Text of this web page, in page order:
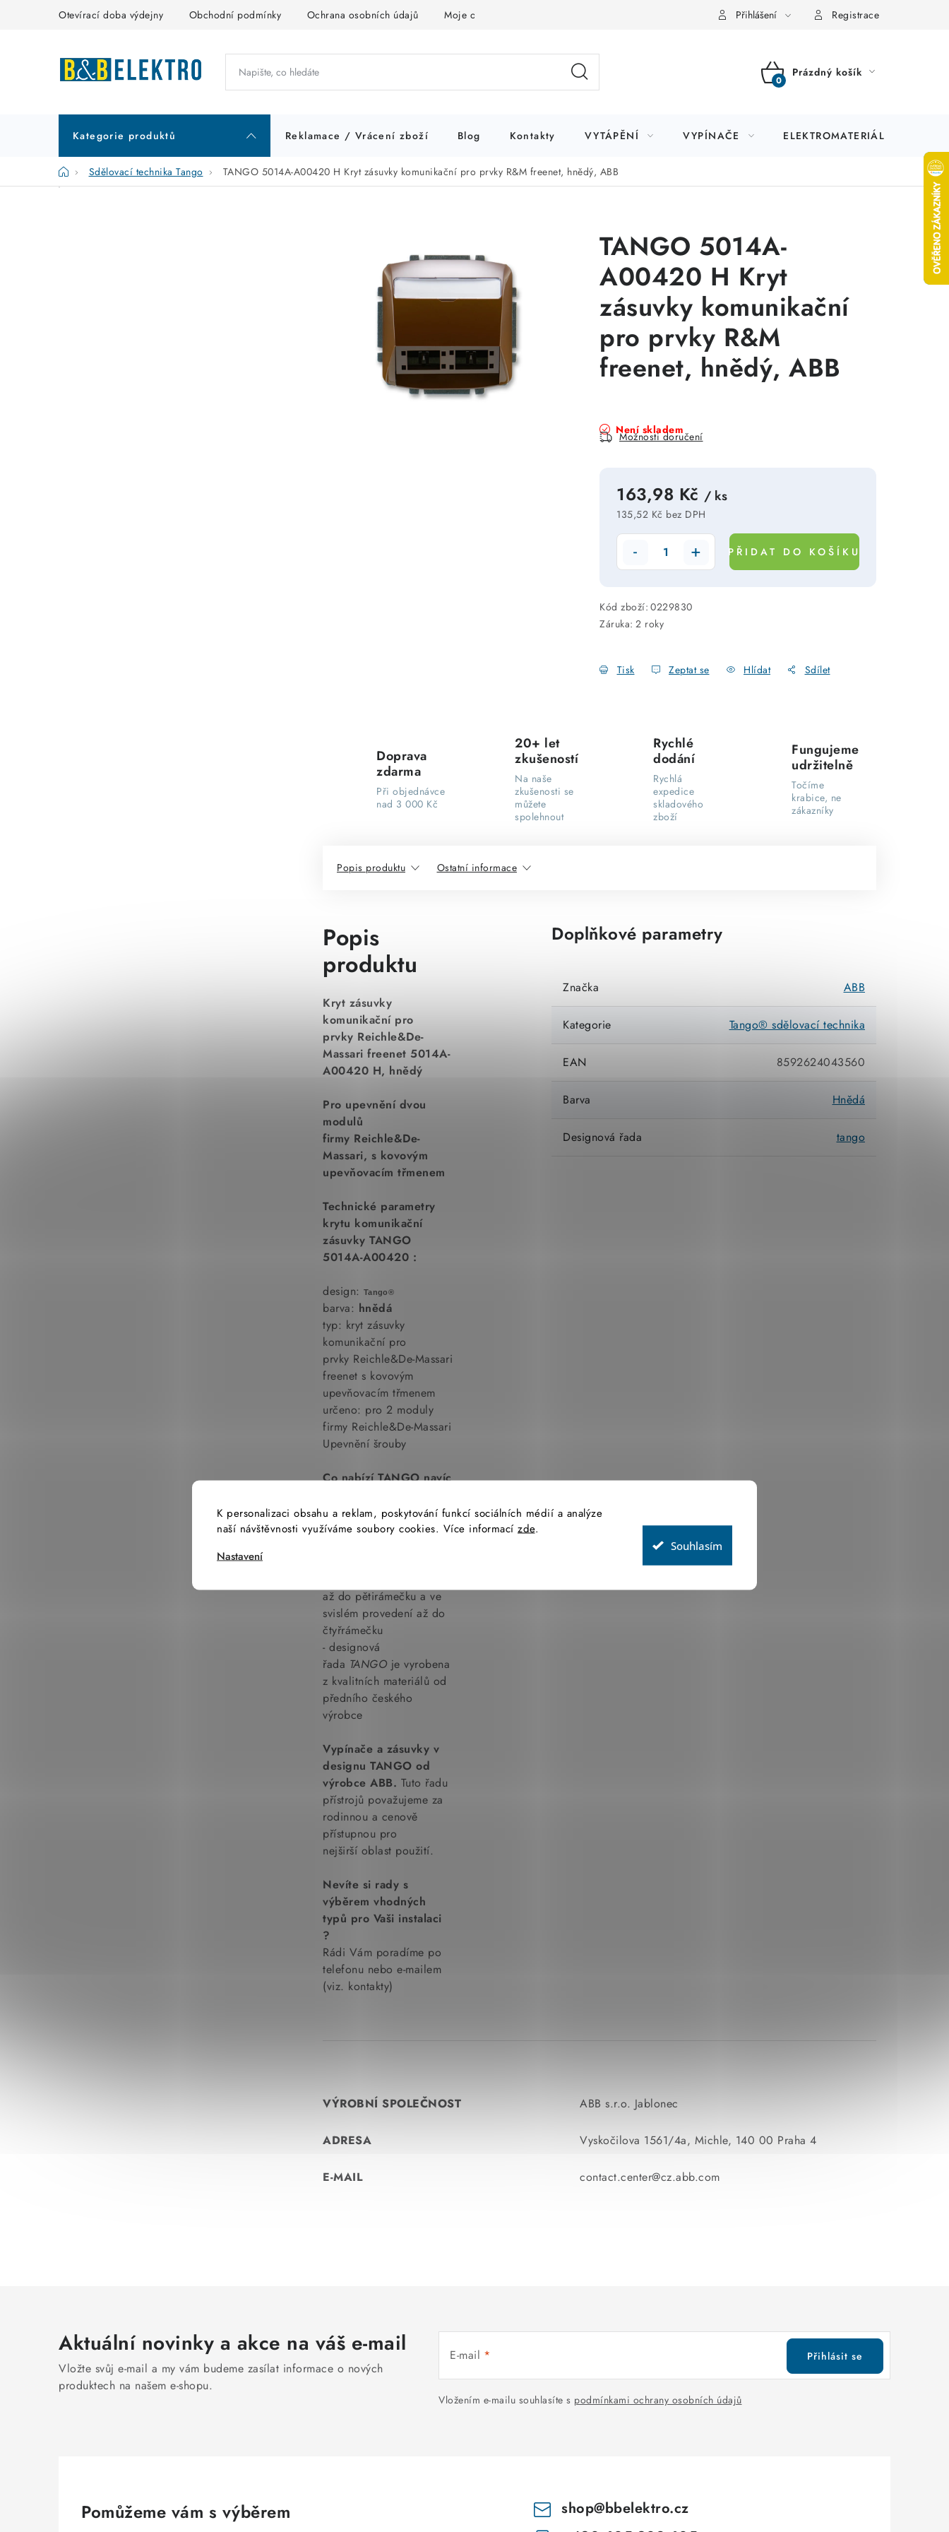
K personalizaci obsahu a reklam, poskytování funkcí sociálních médií a analýze
naší návštěvnosti využíváme soubory cookies. Více informací zde.
Nastavení
Souhlasím
Otevírací doba výdejny Obchodní podmínky Ochrana osobních údajů Moje objednávka Přihlášení Registrace
NÁKUPNÍ
Prázdný košík
Kategorie produktů Reklamace / Vrácení zboží Blog Kontakty VYTÁPĚNÍ VYPÍNAČE ELEKTROMATERIÁL
DomůSdělovací technika Tango TANGO 5014A-A00420 H Kryt zásuvky komunikační pro prvky R&M freenet, hnědý, ABB
P
TANGO 5014A-
A00420 H Kryt
zásuvky komunikační
pro prvky R&M
freenet, hnědý, ABB
Není skladem
Možnosti doručení
163,98 Kč / ks
135,52 Kč bez DPH
PŘIDAT DO KOŠÍKU
Kód zboží: 0229830
Záruka: 2 roky
Tisk Zeptat se Hlídat Sdílet
Doprava
zdarma
Při objednávce
nad 3 000 Kč
20+ let
zkušeností
Na naše
zkušenosti se
můžete
spolehnout
Rychlé
dodání
Rychlá
expedice
skladového
zboží
Fungujeme
udržitelně
Točíme
krabice, ne
zákazníky
Popis produktu Ostatní informace
Popis
produktu
Kryt zásuvky
komunikační pro
prvky Reichle&De-
Massari freenet 5014A-
A00420 H, hnědý
Pro upevnění dvou
modulů
firmy Reichle&De-
Massari, s kovovým
upevňovacím třmenem
Technické parametry
krytu komunikační
zásuvky TANGO
5014A-A00420 :
design: Tango®
barva: hnědá
typ: kryt zásuvky
komunikační pro
prvky Reichle&De-Massari
freenet s kovovým
upevňovacím třmenem
určeno: pro 2 moduly
firmy Reichle&De-Massari
Upevnění šrouby
Co nabízí TANGO navíc
- množství přístrojů nejen
až do pětirámečku a ve
svislém provedení až do
čtyřrámečku
- designová
řada TANGO je vyrobena
z kvalitních materiálů od
předního českého
výrobce
Vypínače a zásuvky v
designu TANGO od
výrobce ABB. Tuto řadu
přístrojů považujeme za
rodinnou a cenově
přístupnou pro
nejširší oblast použití.
Nevíte si rady s
výběrem vhodných
typů pro Vaši instalaci
?
Rádi Vám poradíme po
telefonu nebo e-mailem
(viz. kontakty)
Doplňkové parametry
Značka ABB
Kategorie Tango® sdělovací technika
EAN 8592624043560
Barva Hnědá
Designová řada tango
VÝROBNÍ SPOLEČNOST ABB s.r.o. Jablonec
ADRESA Vyskočilova 1561/4a, Michle, 140 00 Praha 4
E-MAIL contact.center@cz.abb.com
Aktuální novinky a akce na váš e-mail
Vložte svůj e-mail a my vám budeme zasílat informace o nových
produktech na našem e-shopu.
E-mail
Vložením e-mailu souhlasíte s podmínkami ochrany osobních údajů
Přihlásit se
Pomůžeme vám s výběrem shop@bbelektro.cz